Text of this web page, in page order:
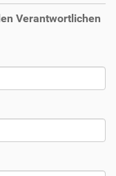
Verantwortlichen